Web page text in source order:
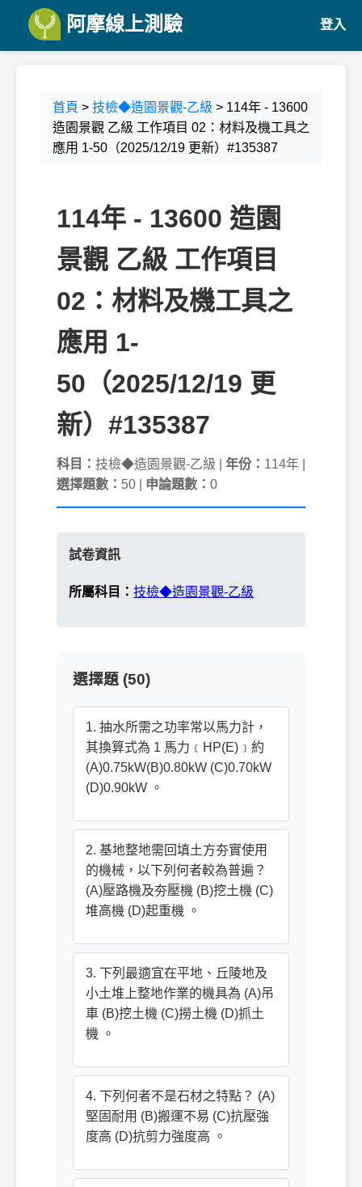
阿摩線上測驗 登入
首頁 > 技檢◆造園景觀-乙級 > 114年 - 13600
造園景觀 乙級 工作項目 02：材料及機工具之
應用 1-50（2025/12/19 更新）#135387
114年 - 13600 造園
景觀 乙級 工作項目
02：材料及機工具之
應用 1-
50（2025/12/19 更
新）#135387
科目： 技檢◆造園景觀-乙級 | 年份： 114年 |
選擇題數： 50 | 申論題數： 0
試卷資訊
所屬科目： 技檢◆造園景觀-乙級
選擇題 (50)
1. 抽水所需之功率常以馬力計，
其換算式為 1 馬力﹝HP(E)﹞約
(A)0.75kW(B)0.80kW (C)0.70kW
(D)0.90kW 。
2. 基地整地需回填土方夯實使用
的機械，以下列何者較為普遍？
(A)壓路機及夯壓機 (B)挖土機 (C)
堆高機 (D)起重機 。
3. 下列最適宜在平地、丘陵地及
小土堆上整地作業的機具為 (A)吊
車 (B)挖土機 (C)撈土機 (D)抓土
機 。
4. 下列何者不是石材之特點？ (A)
堅固耐用 (B)搬運不易 (C)抗壓強
度高 (D)抗剪力強度高 。